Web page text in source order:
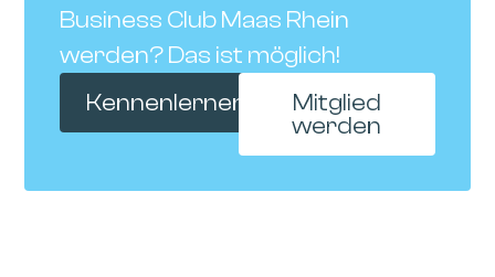
Business Club Maas Rhein
werden? Das ist möglich!
Kennenlernen
Mitglied
werden